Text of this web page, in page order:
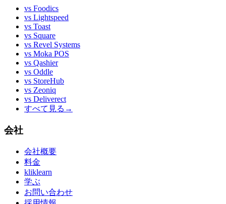
vs Foodics
vs Lightspeed
vs Toast
vs Square
vs Revel Systems
vs Moka POS
vs Qashier
vs Oddle
vs StoreHub
vs Zeoniq
vs Deliverect
すべて見る →
会社
会社概要
料金
kliklearn
学ぶ
お問い合わせ